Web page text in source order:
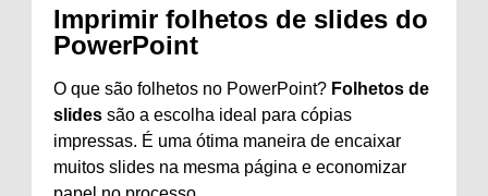
Imprimir folhetos de slides do
PowerPoint
O que são folhetos no PowerPoint? Folhetos de
slides são a escolha ideal para cópias
impressas. É uma ótima maneira de encaixar
muitos slides na mesma página e economizar